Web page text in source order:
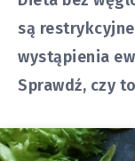
są
wystąpienia
Sprawdź, czy